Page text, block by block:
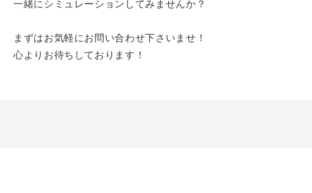
一緒にシミュレーションしてみませんか？
まずはお気軽にお問い合わせ下さいませ！
心よりお待ちしております！